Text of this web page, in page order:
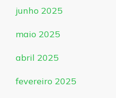
junho 2025
maio 2025
abril 2025
fevereiro 2025